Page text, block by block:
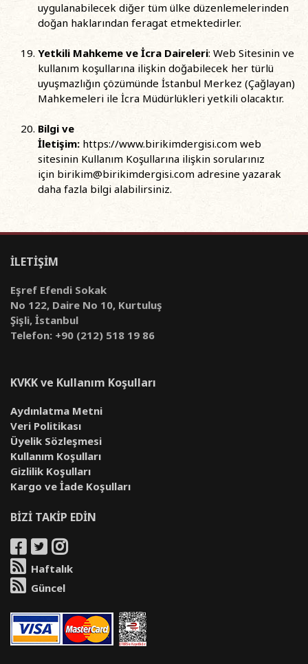
uygulanabilecek diğer tüm ülke düzenlemelerinden
doğan haklarından feragat etmektedirler.
Yetkili Mahkeme ve İcra Daireleri: Web Sitesinin ve
kullanım koşullarına ilişkin doğabilecek her türlü
uyuşmazlığın çözümünde İstanbul Merkez (Çağlayan)
Mahkemeleri ile İcra Müdürlükleri yetkili olacaktır.
Bilgi ve
İletişim: https://www.birikimdergisi.com web
sitesinin Kullanım Koşullarına ilişkin sorularınız
için birikim@birikimdergisi.com adresine yazarak
daha fazla bilgi alabilirsiniz.
İLETİŞİM
Eşref Efendi Sokak
No 122, Daire No 10, Kurtuluş
Şişli, İstanbul
Telefon: +90 (212) 518 19 86
KVKK ve Kullanım Koşulları
Aydınlatma Metni
Veri Politikası
Üyelik Sözleşmesi
Kullanım Koşulları
Gizlilik Koşulları
Kargo ve İade Koşulları
BİZİ TAKİP EDİN
Haftalık
Güncel